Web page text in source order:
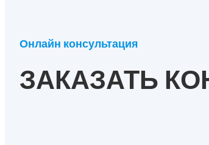
Онлайн консультация
ЗАКАЗАТЬ